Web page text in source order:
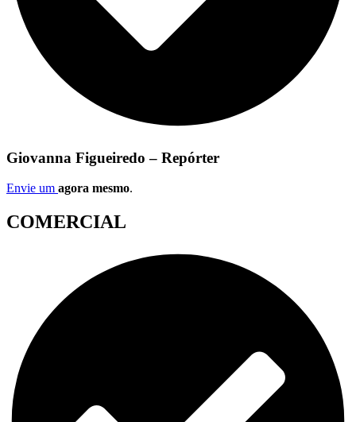
Giovanna Figueiredo – Repórter
Envie um agora mesmo.
COMERCIAL